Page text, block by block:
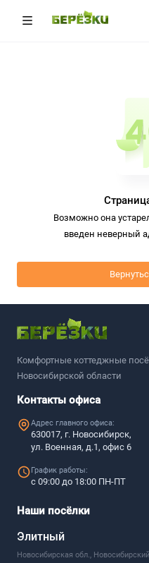
Возможно она
введен неверный
Комфортные коттеджные
Новосибирской области
Контакты офиса
Адрес главного офиса:
630017, г. Новосибирск,
ул. Военная, д.1, офис 6
График работы:
с 09:00 до 18:00 ПН-ПТ
Наши посёлки
Элитный
Новосибирская обл.,